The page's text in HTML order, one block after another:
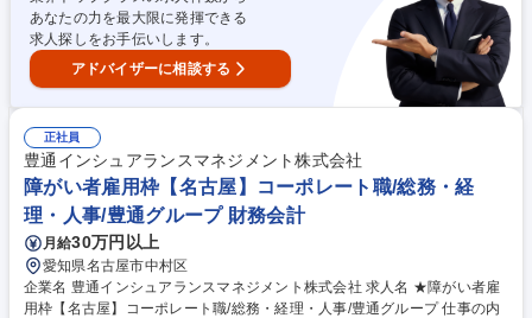
提案が可能です。 募集職種 26025【名古屋】自治体向けソリューション
営業/ICT提案[営業/中日本/第一営]
あなたの力を最大限に発揮できる
求人探しをお手伝いします。
アドバイザーに相談する
正社員
豊通インシュアランスマネジメント株式会社
障がい者雇用枠【名古屋】コーポレート職/総務・経
理・人事/豊通グループ 財務会計
月給30万円以上
愛知県名古屋市中村区
企業名 豊通インシュアランスマネジメント株式会社 求人名 ★障がい者雇
用枠【名古屋】コーポレート職/総務・経理・人事/豊通グループ 仕事の内